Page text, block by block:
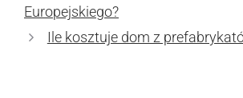
Europejskiego?
Ile kosztuje dom z